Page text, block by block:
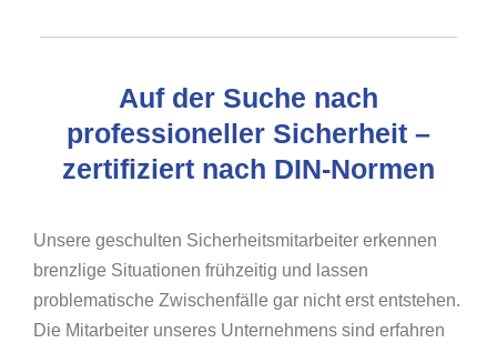
Auf der Suche nach
professioneller Sicherheit –
zertifiziert nach DIN-Normen
Unsere geschulten Sicherheitsmitarbeiter erkennen
brenzlige Situationen frühzeitig und lassen
problematische Zwischenfälle gar nicht erst entstehen.
Die Mitarbeiter unseres Unternehmens sind erfahren